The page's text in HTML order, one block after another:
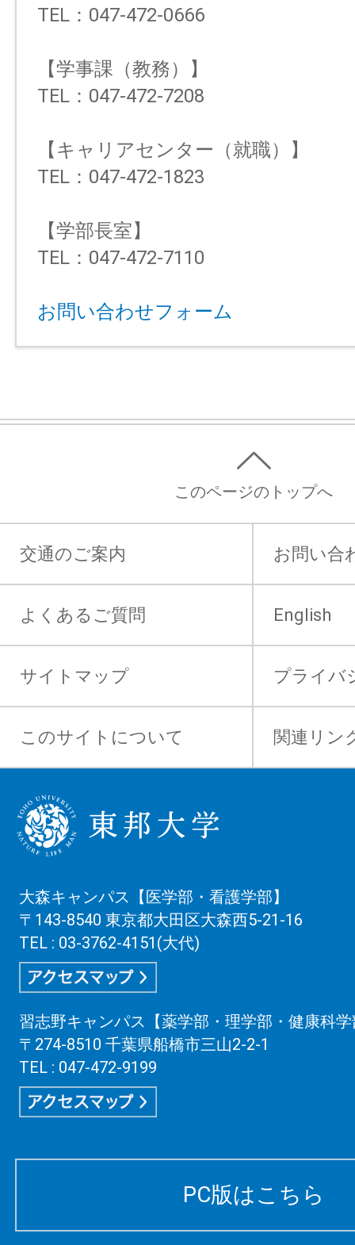
TEL：047-472-0666
【学事課（教務）】
TEL：047-472-7208
【キャリアセンター（就職）】
TEL：047-472-1823
【学部長室】
TEL：047-472-7110
お問い合わせフォーム
このページのトップへ
交通のご案内 お問い合
よくあるご質問 English
サイトマップ プライバ
このサイトについて 関連リン
大森キャンパス【医学部・看護学部】
〒143-8540 東京都大田区大森西5-21-16
TEL : 03-3762-4151(大代)
習志野キャンパス【薬学部・理学部・健康科
〒274-8510 千葉県船橋市三山2-2-1
TEL : 047-472-9199
PC版はこちら